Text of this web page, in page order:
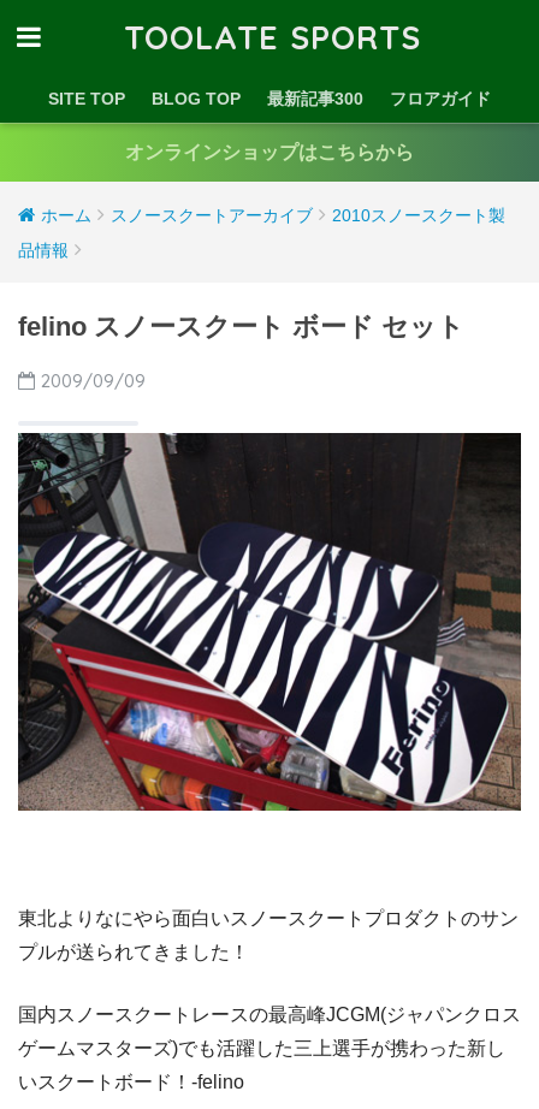
TOOLATE SPORTS
SITE TOP BLOG TOP 最新記事300 フロアガイド
オンラインショップはこちらから
ホーム スノースクートアーカイブ
2010スノースクート製
品情報
felino スノースクート ボード セット
2009/09/09
東北よりなにやら面白いスノースクートプロダクトのサン
プルが送られてきました！
国内スノースクートレースの最高峰JCGM(ジャパンクロス
ゲームマスターズ)でも活躍した三上選手が携わった新し
いスクートボード！-felino